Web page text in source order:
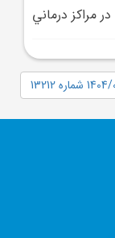
مراکز درماني